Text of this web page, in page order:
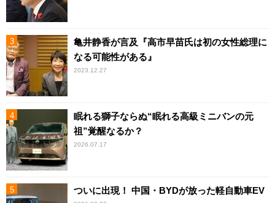
亀井静香が言及『高市早苗氏は初の女性総理に
なる可能性がある』
2023.12.27
眠れる獅子ならぬ“眠れる高級ミニバンの元
祖”覚醒なるか？
2026.07.17
ついに出現！ 中国・BYDが放った軽自動車EV